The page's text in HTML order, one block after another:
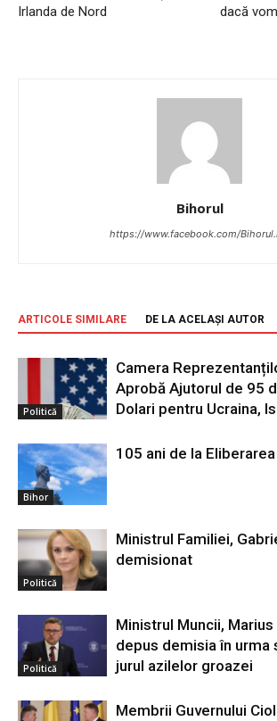
Irlanda de Nord
dacă
Bihorul
https://www.facebook.com/
ARTICOLE SIMILARE DE LA ACELAȘI AUTOR
Politică
Camera
Aprobă Ajutorul de 95
Dolari pentru Ucraina,
Bihor
105 ani de la
Politică
Ministrul Familiei,
demisionat
Politică
Ministrul Muncii,
depus demisia în urma
jurul azilelor groazei
Membrii Guvernului